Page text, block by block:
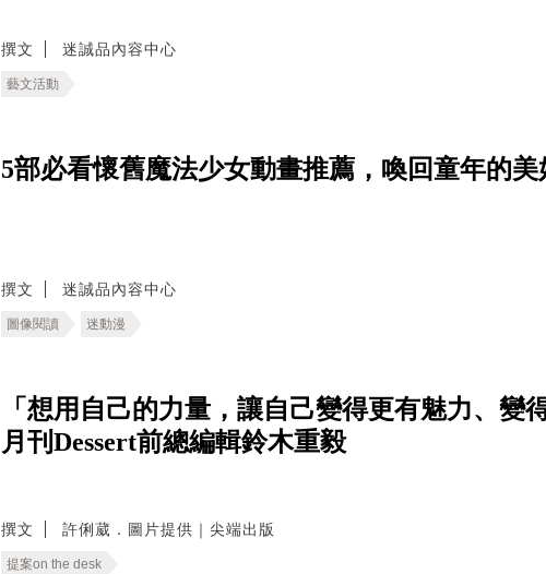
撰文 迷誠品內容中心
藝文活動
5部必看懷舊魔法少女動畫推薦，喚回童年的美
撰文 迷誠品內容中心
圖像閱讀 迷動漫
「想用自己的力量，讓自己變得更有魅力、
月刊Dessert前總編輯鈴木重毅
撰文 許俐葳．圖片提供｜尖端出版
提案on the desk